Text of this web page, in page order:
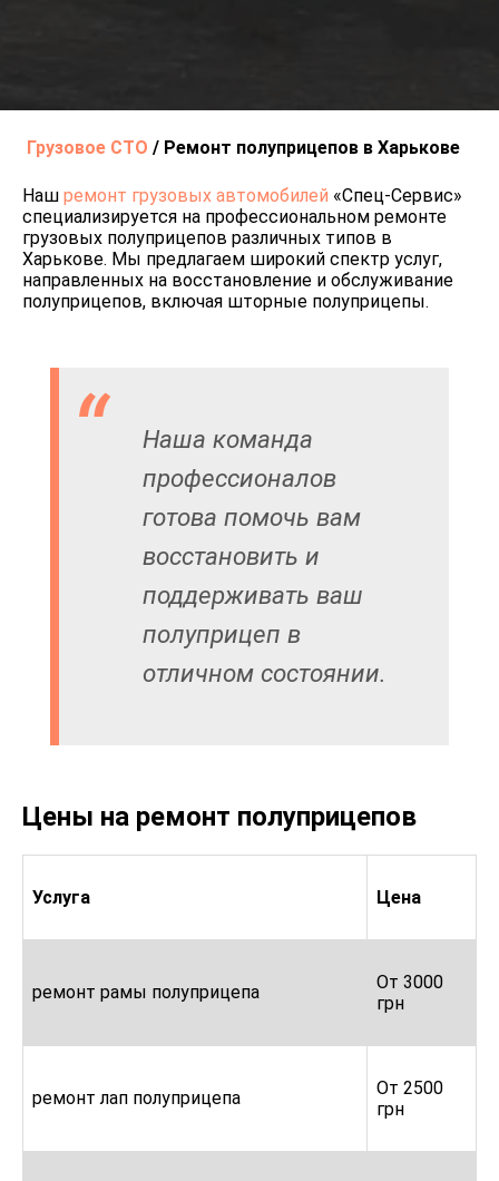
Грузовое СТО / Ремонт полуприцепов в Харькове
Наш ремонт грузовых автомобилей «Спец-Сервис»
специализируется на профессиональном ремонте
грузовых полуприцепов различных типов в
Харькове. Мы предлагаем широкий спектр услуг,
направленных на восстановление и обслуживание
полуприцепов, включая шторные полуприцепы.
Наша команда
профессионалов
готова помочь вам
восстановить и
поддерживать ваш
полуприцеп в
отличном состоянии.
Цены на ремонт полуприцепов
Услуга Цена
ремонт рамы полуприцепа
От 3000
грн
ремонт лап полуприцепа
От 2500
грн